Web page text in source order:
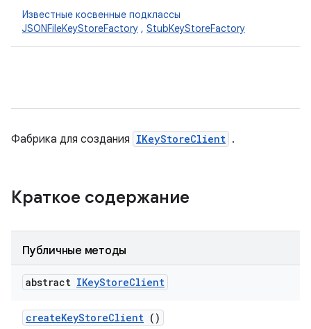
Известные косвенные подклассы
JSONFileKeyStoreFactory , StubKeyStoreFactory
Фабрика для создания IKeyStoreClient .
Краткое содержание
Публичные методы
abstract IKeyStoreClient
createKeyStoreClient ()